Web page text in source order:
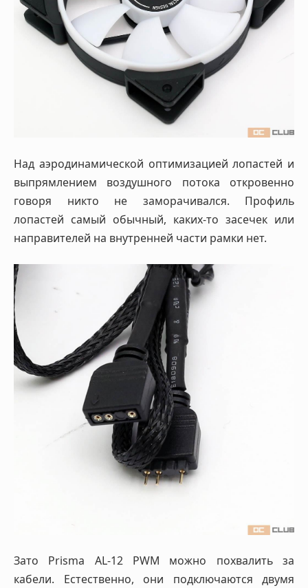
Над аэродинамической оптимизацией лопастей и
выпрямлением воздушного потока откровенно
говоря никто не заморачивался. Профиль
лопастей самый обычный, каких-то засечек или
направителей на внутренней части рамки нет.
Зато Prisma AL-12 PWM можно похвалить за
кабели. Естественно, они подключаются двумя